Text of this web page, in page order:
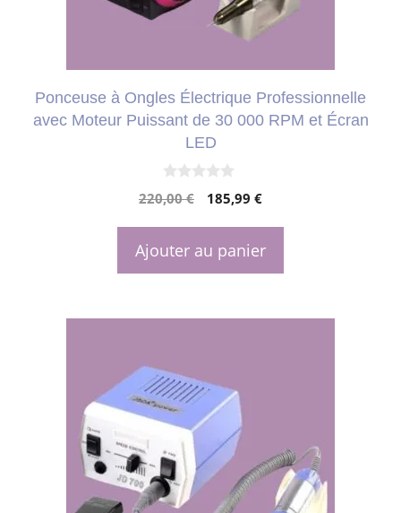
Ponceuse à Ongles Électrique Professionnelle
avec Moteur Puissant de 30 000 RPM et Écran
LED
0
s
r
5
220,00€
Le
initial
était :
185,99 €Le
actuel
est :
Ajouter au panier